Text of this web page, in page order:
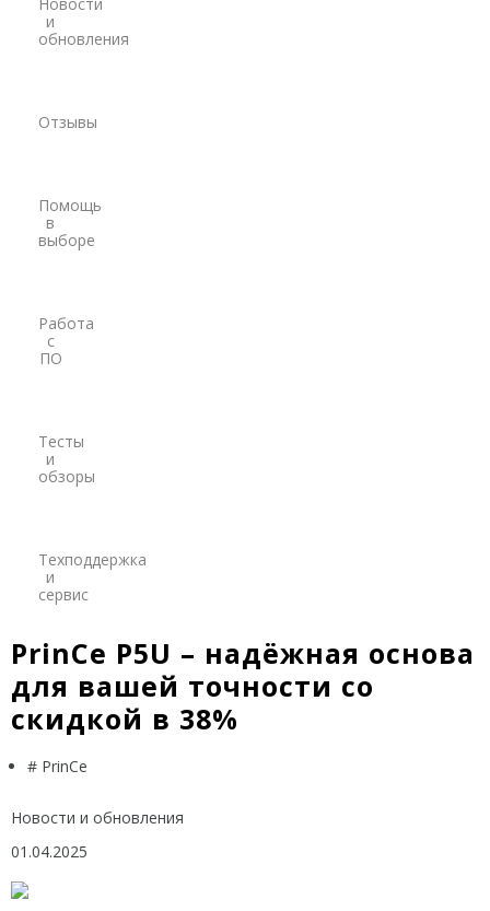
Модемы
Трассоискатели
Radiodetection
Программы
PrinCe
Spectra Precision
Аксессуары
Агро
САУ
Системы на бульдозеры
и
обновления
Отзывы
Помощь
в
выборе
Работа
с
ПО
Тесты
и
обзоры
Техподдержка
и
сервис
PrinCe P5U – надёжная основа
для вашей точности со
скидкой в 38%
# PrinCe
Новости и обновления
01.04.2025